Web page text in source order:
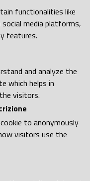
functionalities like
media platforms,
features.
and analyze the
which helps in
visitors.
to anonymously
visitors use the